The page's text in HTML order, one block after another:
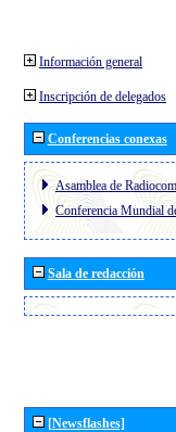
Información general
Inscripción de delegados
Conferencias conexas
Asamblea de
Conferencia Mundial
Sala de redacción
[Newsflashes]